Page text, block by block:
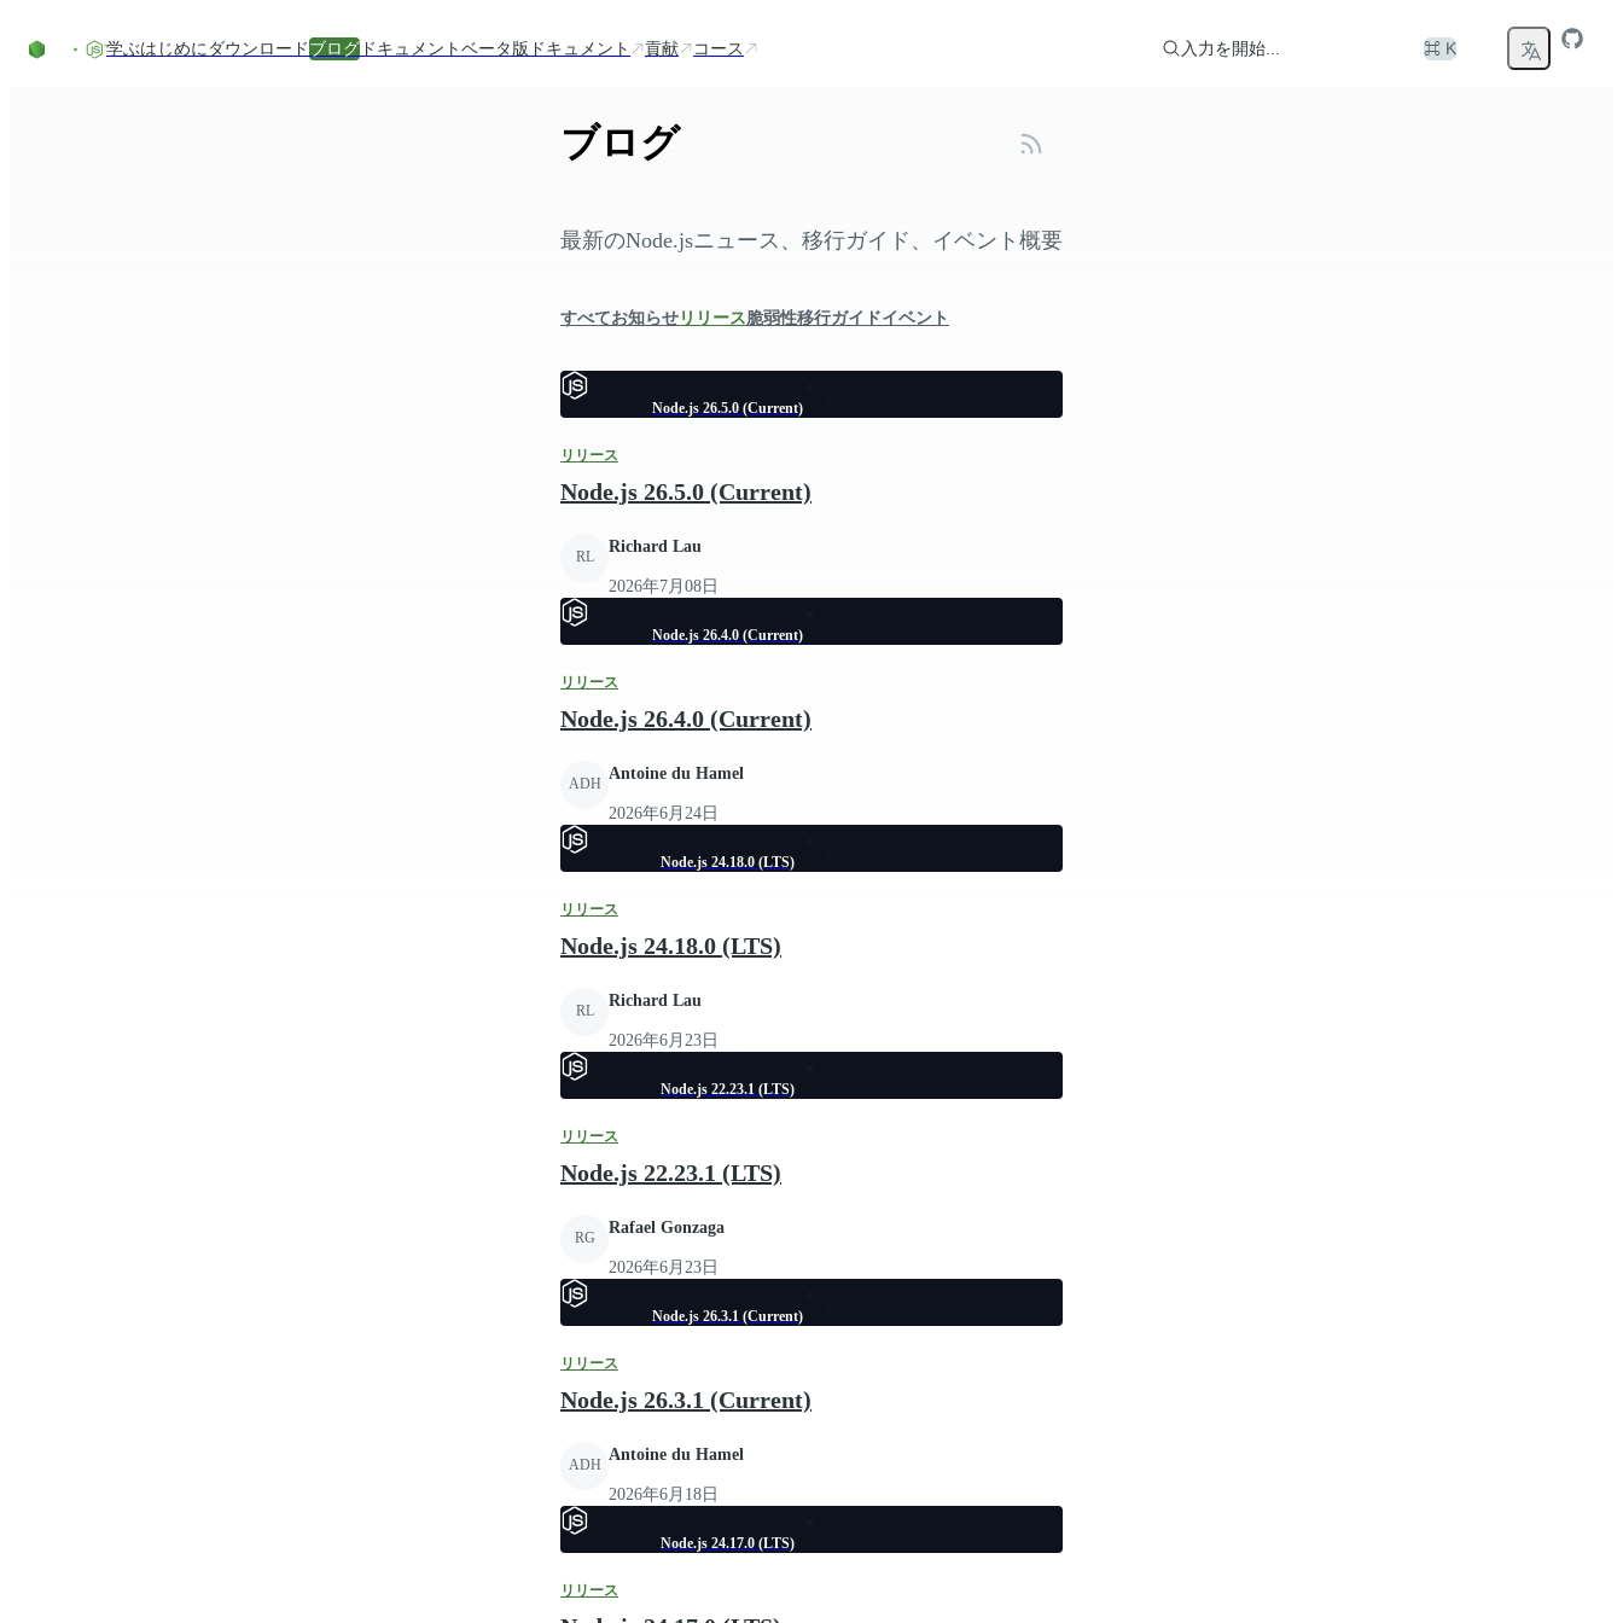
学ぶはじめに ダウンロード ブログ ドキュメント ベータ版ドキュメント 貢献 コース 入力を開始... ⌘ K
ブログ
最新のNode.jsニュース、移行ガイド、イベント概要
すべてお知らせリリース脆弱性移行ガイドイベント
Node.js 26.5.0 (Current)
リリース
Node.js 26.5.0 (Current)
RL
Richard Lau
2026年7月08日
Node.js 26.4.0 (Current)
リリース
Node.js 26.4.0 (Current)
ADH
Antoine du Hamel
2026年6月24日
Node.js 24.18.0 (LTS)
リリース
Node.js 24.18.0 (LTS)
RL
Richard Lau
2026年6月23日
Node.js 22.23.1 (LTS)
リリース
Node.js 22.23.1 (LTS)
RG
Rafael Gonzaga
2026年6月23日
Node.js 26.3.1 (Current)
リリース
Node.js 26.3.1 (Current)
ADH
Antoine du Hamel
2026年6月18日
Node.js 24.17.0 (LTS)
リリース